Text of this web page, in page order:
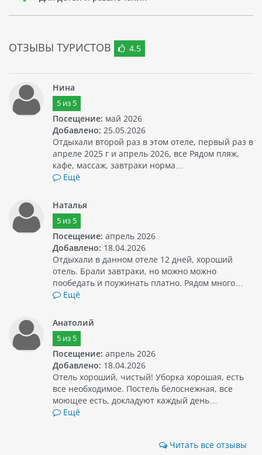
ОТЗЫВЫ ТУРИСТОВ 4.5
Нина
5из 5
Посещение: май 2026
Добавлено: 25.05.2026
Отдыхали второй раз в этом отеле, первый раз в
апреле 2025 г и апрель 2026, все Рядом пляж,
кафе, массаж, завтраки норма…
Ещё
Наталья
5из 5
Посещение: апрель 2026
Добавлено: 18.04.2026
Отдыхали в данном отеле 12 дней, хороший
отель. Брали завтраки, но можно можно
пообедать и поужинать платно. Рядом много…
Ещё
Анатолий
5из 5
Посещение: апрель 2026
Добавлено: 18.04.2026
Отель хороший, чистый! Уборка хорошая, есть
все необходимое. Постель белоснежная, все
моющее есть, докладуют каждый день…
Ещё
Читать все отзывы